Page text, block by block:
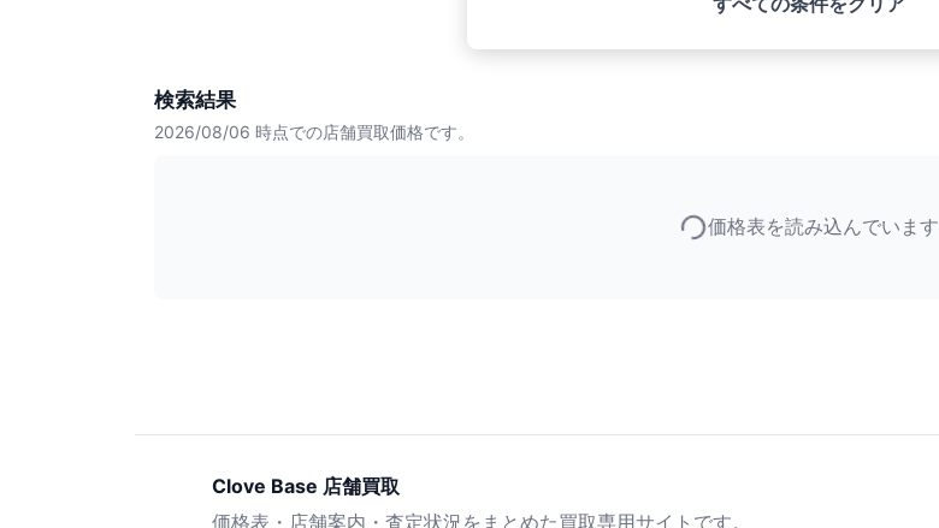
検索結果
2026/08/06 時点での店舗買取価格です。
価格表を読み込んでいます
Clove Base 店舗買取
価格表・店舗案内・査定状況をまとめた買取専用サイトです。